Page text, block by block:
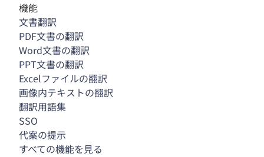
機能
文書翻訳
PDF文書の翻訳
Word文書の翻訳
PPT文書の翻訳
Excelファイルの翻訳
画像内テキストの翻訳
翻訳用語集
SSO
代案の提示
すべての機能を見る